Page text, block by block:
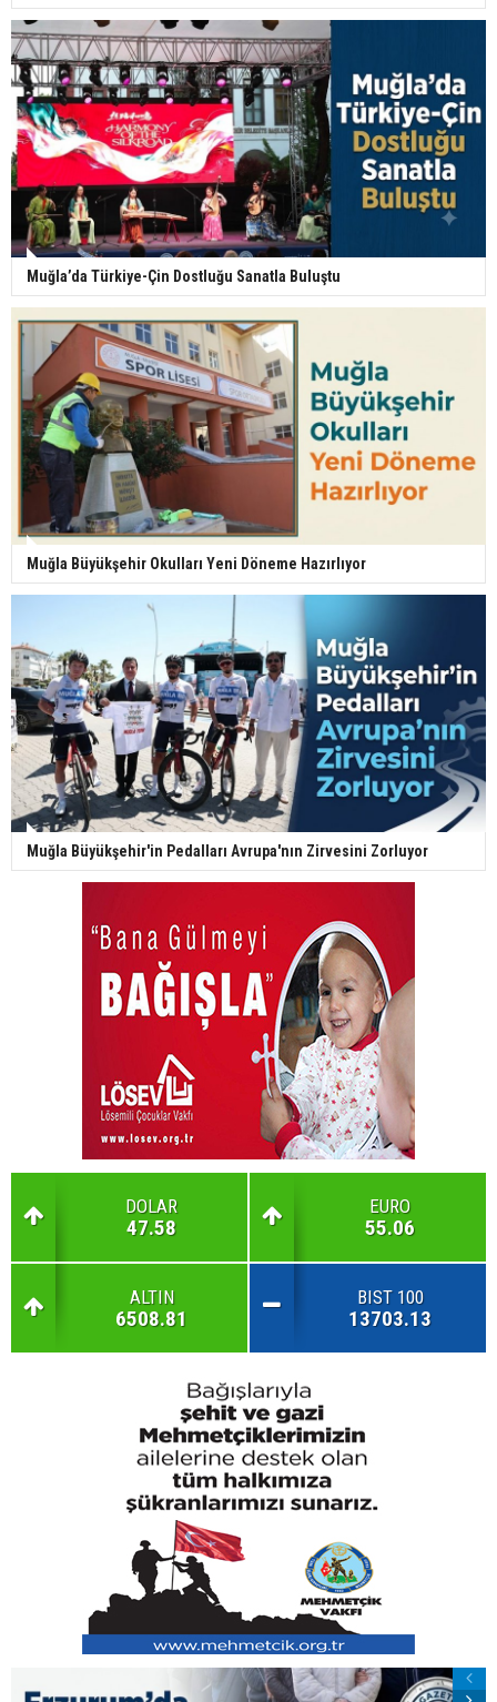
Muğla’da Türkiye-Çin Dostluğu Sanatla Buluştu
Muğla Büyükşehir Okulları Yeni Döneme Hazırlıyor
Muğla Büyükşehir'in Pedalları Avrupa'nın Zirvesini Zorluyor
DOLAR
47.58
EURO
55.06
ALTIN
6508.81
BIST 100
13703.13